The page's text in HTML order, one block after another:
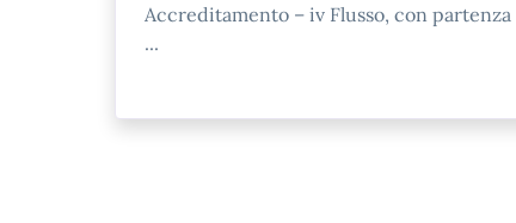
Accreditamento – iv Flusso, con partenza
...